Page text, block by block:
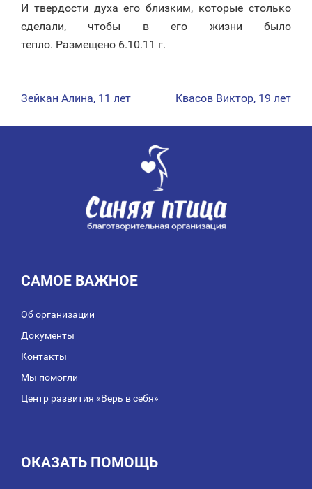
И твердости духа его близким, которые столько
сделали, чтобы в его жизни было
тепло. Размещено 6.10.11 г.
НАВИГАЦИЯ
ПО
Зейкан Алина, 11 лет Квасов Виктор, 19 лет
САМОЕ ВАЖНОЕ
Об организации
Документы
Контакты
Мы помогли
Центр развития «Верь в себя»
ОКАЗАТЬ ПОМОЩЬ